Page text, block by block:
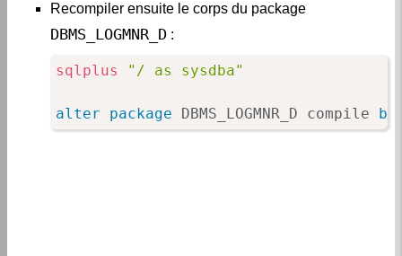
Recompiler ensuite le corps du package
DBMS_LOGMNR_D :
sqlplus "/ as sysdba"
alter package DBMS_LOGMNR_D compile